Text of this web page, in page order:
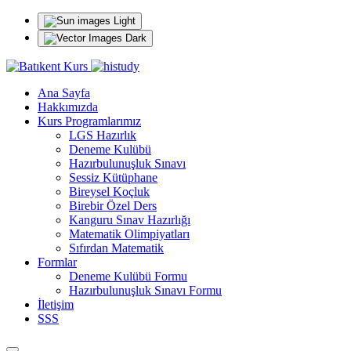
Light
Dark
Ana Sayfa
Hakkımızda
Kurs Programlarımız
LGS Hazırlık
Deneme Kulübü
Hazırbulunuşluk Sınavı
Sessiz Kütüphane
Bireysel Koçluk
Birebir Özel Ders
Kanguru Sınav Hazırlığı
Matematik Olimpiyatları
Sıfırdan Matematik
Formlar
Deneme Kulübü Formu
Hazırbulunuşluk Sınavı Formu
İletişim
SSS